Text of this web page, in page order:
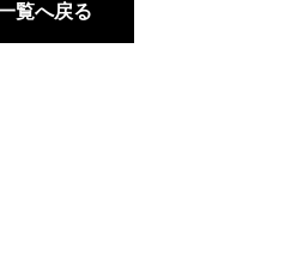
覧へ戻る